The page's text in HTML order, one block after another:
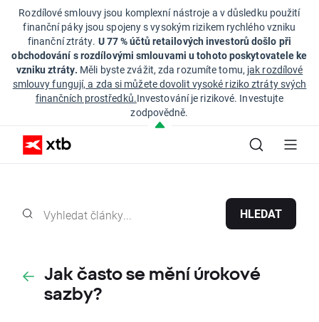
Rozdílové smlouvy jsou komplexní nástroje a v důsledku použití
finanční páky jsou spojeny s vysokým rizikem rychlého vzniku
finanční ztráty. U 77 % účtů retailových investorů došlo při
obchodování s rozdílovými smlouvami u tohoto poskytovatele ke
vzniku ztráty. Měli byste zvážit, zda rozumíte tomu, jak rozdílové
smlouvy fungují, a zda si můžete dovolit vysoké riziko ztráty svých
finančních prostředků.Investování je rizikové. Investujte
zodpovědně.
HLEDAT
Jak často se mění úrokové
sazby?